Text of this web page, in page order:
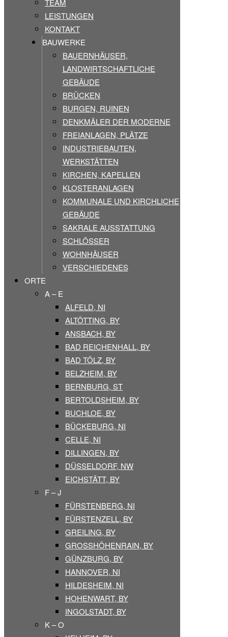
TEAM
LEISTUNGEN
KONTAKT
BAUWERKE
BAUERNHÄUSER,
LANDWIRTSCHAFTLICHE
GEBÄUDE
BRÜCKEN
BURGEN, RUINEN
DENKMÄLER DER MODERNE
FREIANLAGEN, PLÄTZE
INDUSTRIEBAUTEN,
WERKSTÄTTEN
KIRCHEN, KAPELLEN
KLOSTERANLAGEN
KOMMUNALE UND KIRCHLICHE
GEBÄUDE
SAKRALE AUSSTATTUNG
SCHLÖSSER
WOHNHÄUSER
VERSCHIEDENES
ORTE
A – E
ALFELD, NI
ALTÖTTING, BY
ANSBACH, BY
BAD REICHENHALL, BY
BAD TÖLZ, BY
BELZHEIM, BY
BERNBURG, ST
BERTOLDSHEIM, BY
BUCHLOE, BY
BÜCKEBURG, NI
CELLE, NI
DILLINGEN, BY
DÜSSELDORF, NW
EICHSTÄTT, BY
F – J
FÜRSTENBERG, NI
FÜRSTENZELL, BY
GREILING, BY
GROSSHÖHENRAIN, BY
GÜNZBURG, BY
HANNOVER, NI
HILDESHEIM, NI
HOHENWART, BY
INGOLSTADT, BY
K – O